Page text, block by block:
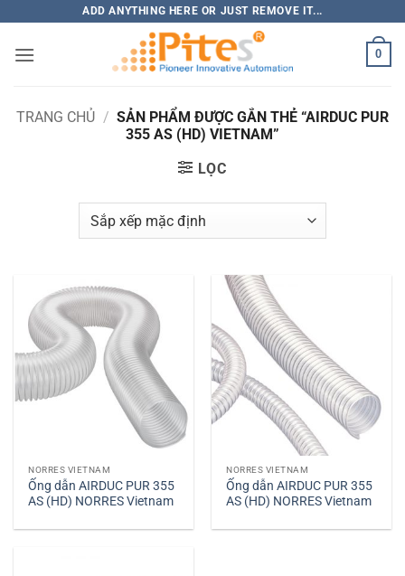
nội
ADD ANYTHING HERE OR JUST REMOVE IT...
0
TRANG CHỦ / SẢN PHẨM ĐƯỢC GẮN THẺ “AIRDUC PUR
355 AS (HD) VIETNAM”
LỌC
NORRES VIETNAM
Ống dẫn AIRDUC PUR 355
AS (HD) NORRES Vietnam
NORRES VIETNAM
Ống dẫn AIRDUC PUR 355
AS (HD) NORRES Vietnam